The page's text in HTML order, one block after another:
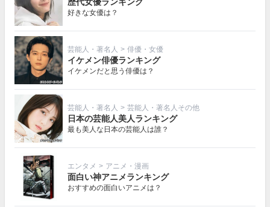
好きな女優は？
芸能人・著名人 > 俳優・女優
イケメン俳優ランキング
イケメンだと思う俳優は？
芸能人・著名人 > 芸能人・著名人その他
日本の芸能人美人ランキング
最も美人な日本の芸能人は誰？
エンタメ > アニメ・漫画
面白い神アニメランキング
おすすめの面白いアニメは？